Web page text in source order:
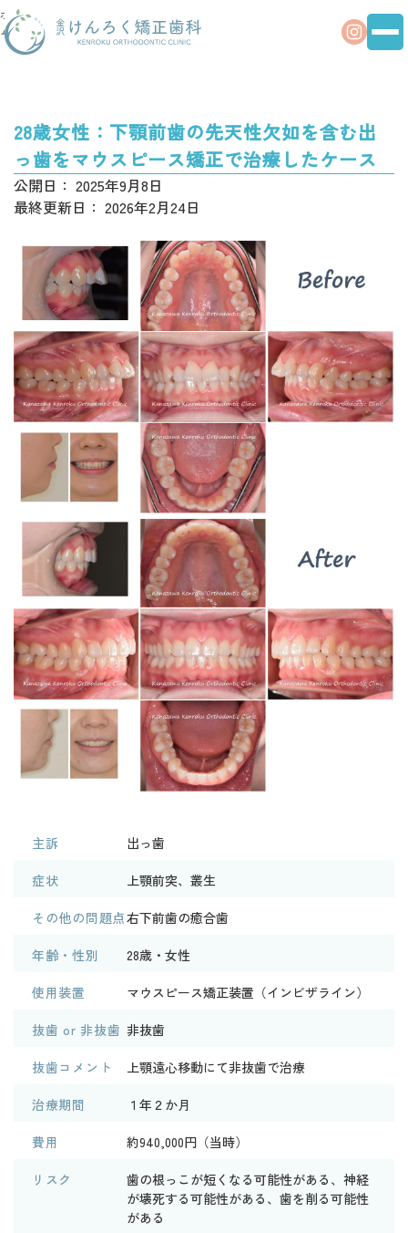
ホー
ム
治療事
例
28歳女性：下顎前歯の先天性欠如を含む出っ歯をマウスピース矯正
で治療したケース
28歳女性：下顎前歯の先天性欠如を含む出
っ歯をマウスピース矯正で治療したケース
公開日： 2025年9月8日
最終更新日： 2026年2月24日
主訴 出っ歯
症状 上顎前突、叢生
その他の問題点右下前歯の癒合歯
年齢・性別 28歳・女性
使用装置 マウスピース矯正装置（インビザライン）
抜歯 or 非抜歯 非抜歯
抜歯コメント 上顎遠心移動にて非抜歯で治療
治療期間 １年２か月
費用 約940,000円（当時）
リスク
歯の根っこが短くなる可能性がある、神経
が壊死する可能性がある、歯を削る可能性
がある